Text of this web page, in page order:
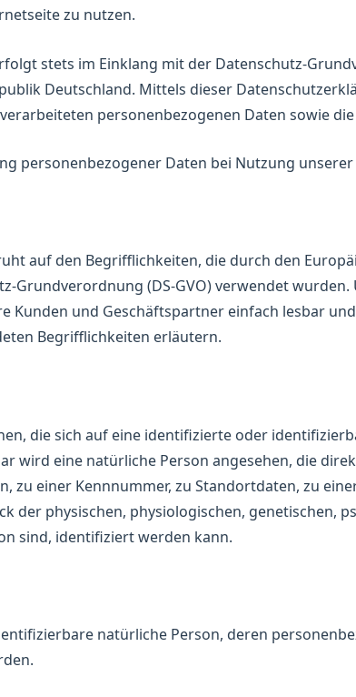
zu nutzen.
stets im Einklang mit der Datenschutz-
Deutschland. Mittels dieser
personenbezogenen Daten sowie
personenbezogener Daten bei Nutzung unserer
auf den Begrifflichkeiten, die durch den
Grundverordnung (DS-GVO) verwendet
und Geschäftspartner einfach lesbar
Begrifflichkeiten erläutern.
die sich auf eine identifizierte oder
wird eine natürliche Person angesehen, die
zu einer Kennnummer, zu Standortdaten, zu
der physischen, physiologischen, genetischen,
sind, identifiziert werden kann.
natürliche Person, deren